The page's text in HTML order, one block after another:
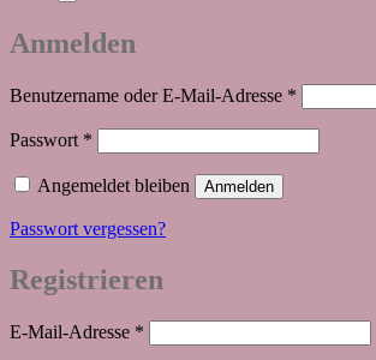
Anmelden
Benutzername oder E-Mail-Adresse *
Passwort *
Angemeldet bleiben Anmelden
Passwort vergessen?
Registrieren
E-Mail-Adresse *